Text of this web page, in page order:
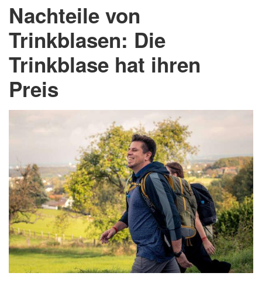
Nachteile von
Trinkblasen: Die
Trinkblase hat ihren
Preis